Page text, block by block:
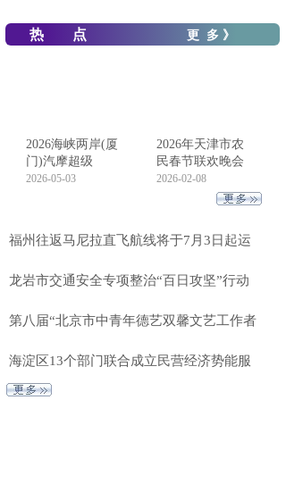
热 点 更 多 》
2026海峡两岸(厦
门)汽摩超级
2026-05-03
2026年天津市农
民春节联欢晚会
2026-02-08
福州往返马尼拉直飞航线将于7月3日起运
龙岩市交通安全专项整治“百日攻坚”行动
第八届“北京市中青年德艺双馨文艺工作者
海淀区13个部门联合成立民营经济势能服